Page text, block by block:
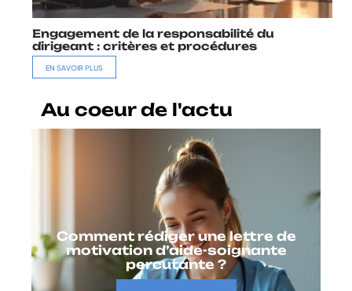
Engagement de la responsabilité du
dirigeant : critères et procédures
EN SAVOIR PLUS
Au coeur de l'actu
Comment rédiger une lettre de
motivation d’aide-soignante
percutante ?